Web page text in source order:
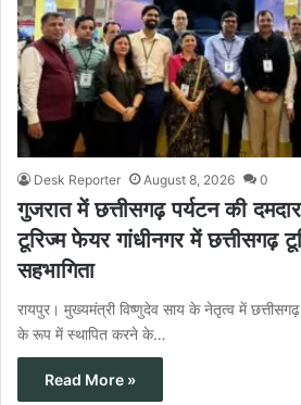
Desk Reporter August 8, 2026 0
गुजरात में छत्तीसगढ़ पर्यटन की
टूरिज्म फेयर गांधीनगर में छत्तीसगढ़
सहभागिता
रायपुर। मुख्यमंत्री विष्णुदेव साय के नेतृत्व में
के रूप में स्थापित करने के…
Read More »